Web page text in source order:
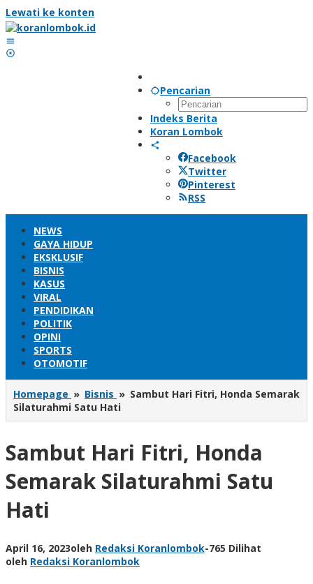
Lewati ke konten
Pencarian
Indeks Berita
Koran Lombok
Facebook
Twitter
Pinterest
RSS
NEWS
GAYA HIDUP
EKSKLUSIF
BISNIS
KASUS
VIRAL
PENDIDIKAN
POLITIK
OPINI
SPORTS
OTOMOTIF
Homepage » Bisnis » Sambut Hari Fitri, Honda Semarak
Silaturahmi Satu Hati
Sambut Hari Fitri, Honda
Semarak Silaturahmi Satu
Hati
April 16, 2023oleh Redaksi Koranlombok-765 Dilihat
oleh Redaksi Koranlombok